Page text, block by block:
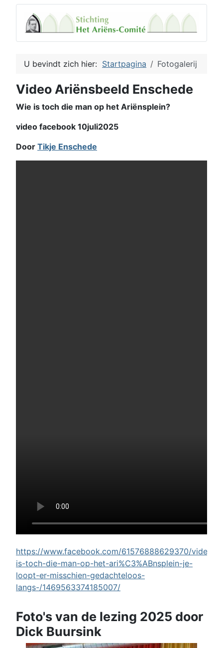
U bevindt zich hier: Startpagina Fotogalerij
Video Ariënsbeeld Enschede
Wie is toch die man op het Ariënsplein?
video facebook 10juli2025
Door Tikje Enschede
https://www.facebook.com/61576888629370/videos/
is-toch-die-man-op-het-ari%C3%ABnsplein-je-
loopt-er-misschien-gedachteloos-
langs-/1469563374185007/
Foto's van de lezing 2025 door
Dick Buursink